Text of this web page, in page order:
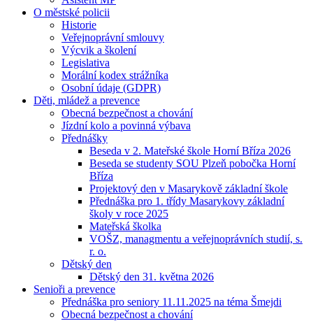
O městské policii
Historie
Veřejnoprávní smlouvy
Výcvik a školení
Legislativa
Morální kodex strážníka
Osobní údaje (GDPR)
Děti, mládež a prevence
Obecná bezpečnost a chování
Jízdní kolo a povinná výbava
Přednášky
Beseda v 2. Mateřské škole Horní Bříza 2026
Beseda se studenty SOU Plzeň pobočka Horní
Bříza
Projektový den v Masarykově základní škole
Přednáška pro 1. třídy Masarykovy základní
školy v roce 2025
Mateřská školka
VOŠZ, managmentu a veřejnoprávních studií, s.
r. o.
Dětský den
Dětský den 31. května 2026
Senioři a prevence
Přednáška pro seniory 11.11.2025 na téma Šmejdi
Obecná bezpečnost a chování